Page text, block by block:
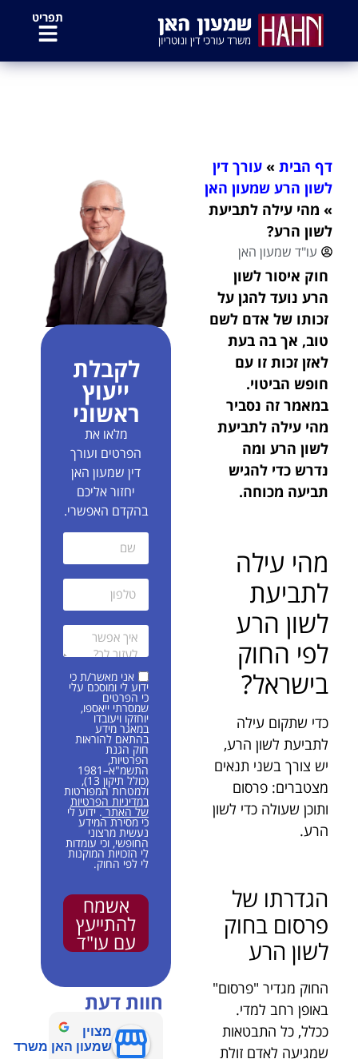
תפריט
דף הבית »עורך דין
לשון הרע שמעון האן
» מהי עילה לתביעת
לשון הרע?
עו"ד שמעון האן
חוק איסור לשון
הרע נועד להגן על
זכותו של אדם לשם
טוב, אך בה בעת
לאזן זכות זו עם
חופש הביטוי.
במאמר זה נסביר
מהי עילה לתביעת
לשון הרע ומה
נדרש כדי להגיש
תביעה מכוחה.
מהי עילה
לתביעת
לשון הרע
לפי החוק
בישראל?
כדי שתקום עילה
לתביעת לשון הרע,
יש צורך בשני תנאים
מצטברים: פרסום
ותוכן שעולה כדי לשון
הרע.
הגדרתו של
פרסום בחוק
לשון הרע
החוק מגדיר "פרסום"
באופן רחב למדי.
ככלל, כל התבטאות
שמגיעה לאדם זולת
לקבלת
ייעוץ
ראשוני
מלאו את
הפרטים ועורך
דין שמעון האן
יחזור אליכם
בהקדם האפשרי.
אני מאשר/ת כי
ידוע לי ומוסכם עלי
כי הפרטים
שמסרתי ייאספו,
יוחזקו ויעובדו
במאגר מידע
בהתאם להוראות
חוק הגנת
הפרטיות,
התשמ"א–1981
(כולל תיקון 13),
ולמטרות המפורטות
במדיניות הפרטיות
של האתר. ידוע לי
כי מסירת המידע
נעשית מרצוני
החופשי, וכי עומדות
לי הזכויות המוקנות
לי לפי החוק.
אשמח
להתייעץ
עם עו"ד
חוות דעת
מצוין
שמעון האן משרד